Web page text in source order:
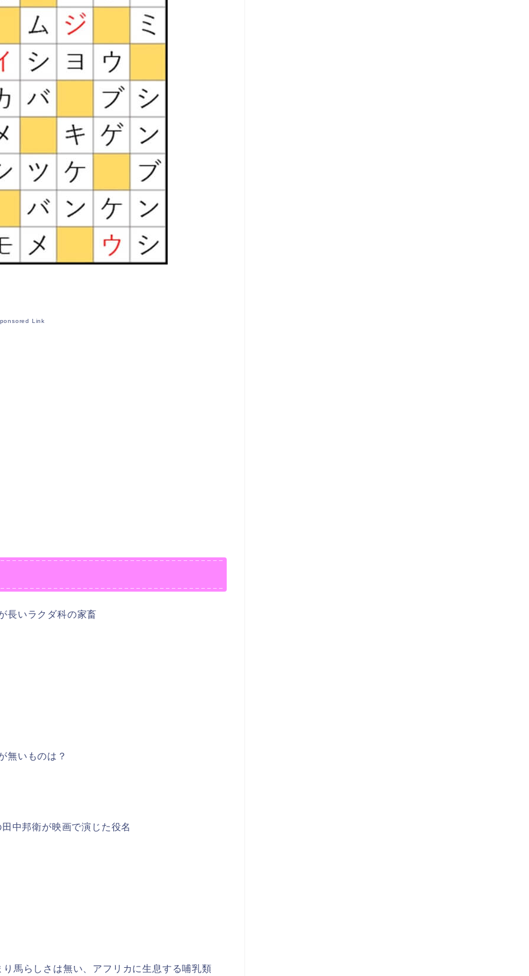
Link
長いラクダ科の家畜
無いものは？
中邦衛が映画で演じた役名
馬らしさは無い、アフリカに生息する哺乳類